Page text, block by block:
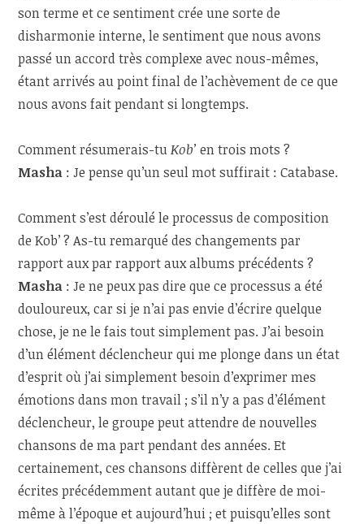
son terme et ce sentiment crée une sorte de
disharmonie interne, le sentiment que nous avons
passé un accord très complexe avec nous-mêmes,
étant arrivés au point final de l’achèvement de ce que
nous avons fait pendant si longtemps.
Comment résumerais-tuKob’ en trois mots ?
Masha : Je pense qu’un seul mot suffirait : Catabase.
Comment s’est déroulé le processus de composition
de Kob’ ? As-tu remarqué des changements par
rapport aux par rapport aux albums précédents ?
Masha : Je ne peux pas dire que ce processus a été
douloureux, car si je n’ai pas envie d’écrire quelque
chose, je ne le fais tout simplement pas. J’ai besoin
d’un élément déclencheur qui me plonge dans un état
d’esprit où j’ai simplement besoin d’exprimer mes
émotions dans mon travail ; s’il n’y a pas d’élément
déclencheur, le groupe peut attendre de nouvelles
chansons de ma part pendant des années. Et
certainement, ces chansons diffèrent de celles que j’ai
écrites précédemment autant que je diffère de moi-
même à l’époque et aujourd’hui ; et puisqu’elles sont